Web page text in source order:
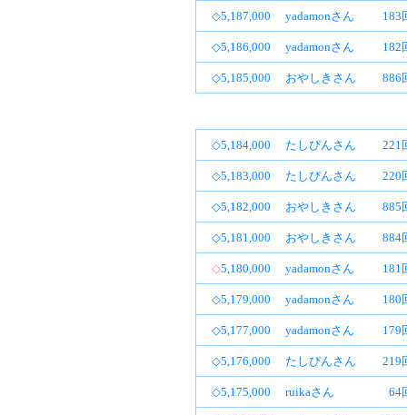
◇5,187,000 yadamonさん 183
◇5,186,000 yadamonさん 182
◇5,185,000 おやしきさん 886
◇5,184,000 たしぴんさん 221
◇5,183,000 たしぴんさん 220
◇5,182,000 おやしきさん 885
◇5,181,000 おやしきさん 884
◇5,180,000 yadamonさん 181
◇5,179,000 yadamonさん 180
◇5,177,000 yadamonさん 179
◇5,176,000 たしぴんさん 219
◇5,175,000 ruikaさん 64